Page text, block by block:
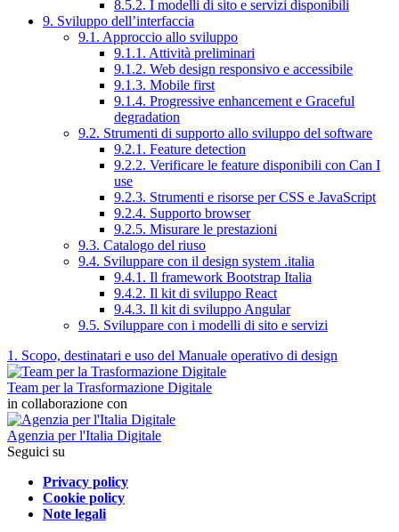
8.5.2. I modelli di sito e servizi disponibili
9. Sviluppo dell’interfaccia
9.1. Approccio allo sviluppo
9.1.1. Attività preliminari
9.1.2. Web design responsivo e accessibile
9.1.3. Mobile first
9.1.4. Progressive enhancement e Graceful
degradation
9.2. Strumenti di supporto allo sviluppo del software
9.2.1. Feature detection
9.2.2. Verificare le feature disponibili con Can I
use
9.2.3. Strumenti e risorse per CSS e JavaScript
9.2.4. Supporto browser
9.2.5. Misurare le prestazioni
9.3. Catalogo del riuso
9.4. Sviluppare con il design system .italia
9.4.1. Il framework Bootstrap Italia
9.4.2. Il kit di sviluppo React
9.4.3. Il kit di sviluppo Angular
9.5. Sviluppare con i modelli di sito e servizi
1. Scopo, destinatari e uso del Manuale operativo di design
Team per la Trasformazione Digitale
in collaborazione con
Agenzia per l'Italia Digitale
Seguici su
Privacy policy
Cookie policy
Note legali